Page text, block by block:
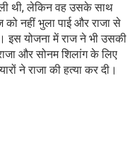
ली थी, लेकिन वह उसके साथ
को नहीं भुला पाई और राजा से
इस योजना में राज ने भी उसकी
और सोनम शिलांग के लिए
ने राजा की हत्या कर दी।